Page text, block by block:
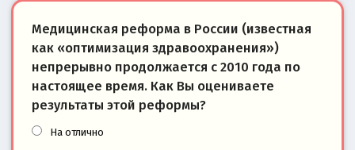
Медицинская реформа в России (известная
как «оптимизация здравоохранения»)
непрерывно продолжается с 2010 года по
настоящее время. Как Вы оцениваете
результаты этой реформы?
На отлично